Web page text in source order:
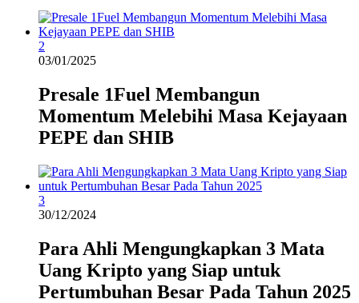
2
03/01/2025
Presale 1Fuel Membangun
Momentum Melebihi Masa Kejayaan
PEPE dan SHIB
3
30/12/2024
Para Ahli Mengungkapkan 3 Mata
Uang Kripto yang Siap untuk
Pertumbuhan Besar Pada Tahun 2025